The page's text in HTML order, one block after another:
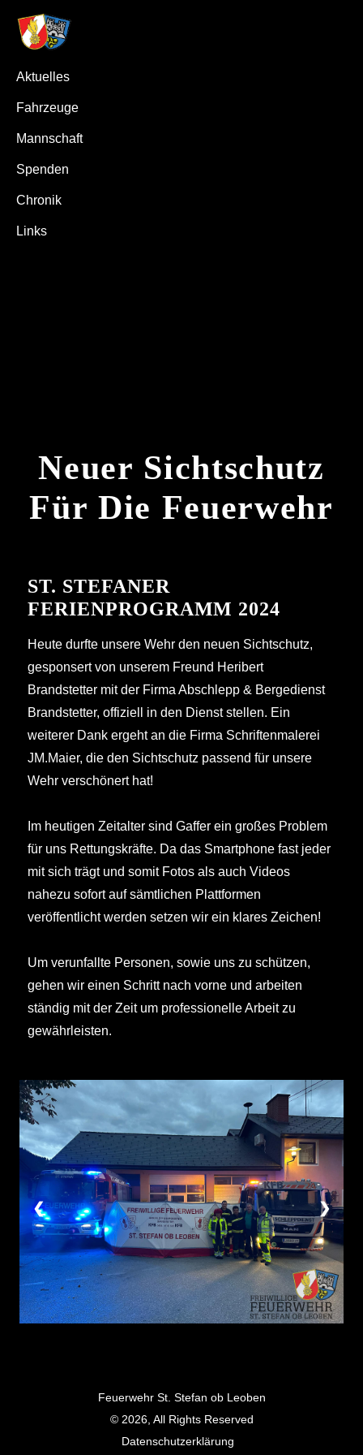
Aktuelles
Fahrzeuge
Mannschaft
Spenden
Chronik
Links
Neuer Sichtschutz
Für Die Feuerwehr
❮ ❯
ST. STEFANER
FERIENPROGRAMM 2024
Heute durfte unsere Wehr den neuen Sichtschutz,
gesponsert von unserem Freund Heribert
Brandstetter mit der Firma Abschlepp & Bergedienst
Brandstetter, offiziell in den Dienst stellen. Ein
weiterer Dank ergeht an die Firma Schriftenmalerei
JM.Maier, die den Sichtschutz passend für unsere
Wehr verschönert hat!
Im heutigen Zeitalter sind Gaffer ein großes Problem
für uns Rettungskräfte. Da das Smartphone fast jeder
mit sich trägt und somit Fotos als auch Videos
nahezu sofort auf sämtlichen Plattformen
veröffentlicht werden setzen wir ein klares Zeichen!
Um verunfallte Personen, sowie uns zu schützen,
gehen wir einen Schritt nach vorne und arbeiten
ständig mit der Zeit um professionelle Arbeit zu
gewährleisten.
Feuerwehr St. Stefan ob Leoben
© 2026, All Rights Reserved
Datenschutzerklärung